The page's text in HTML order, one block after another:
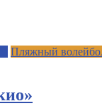
Пляжный